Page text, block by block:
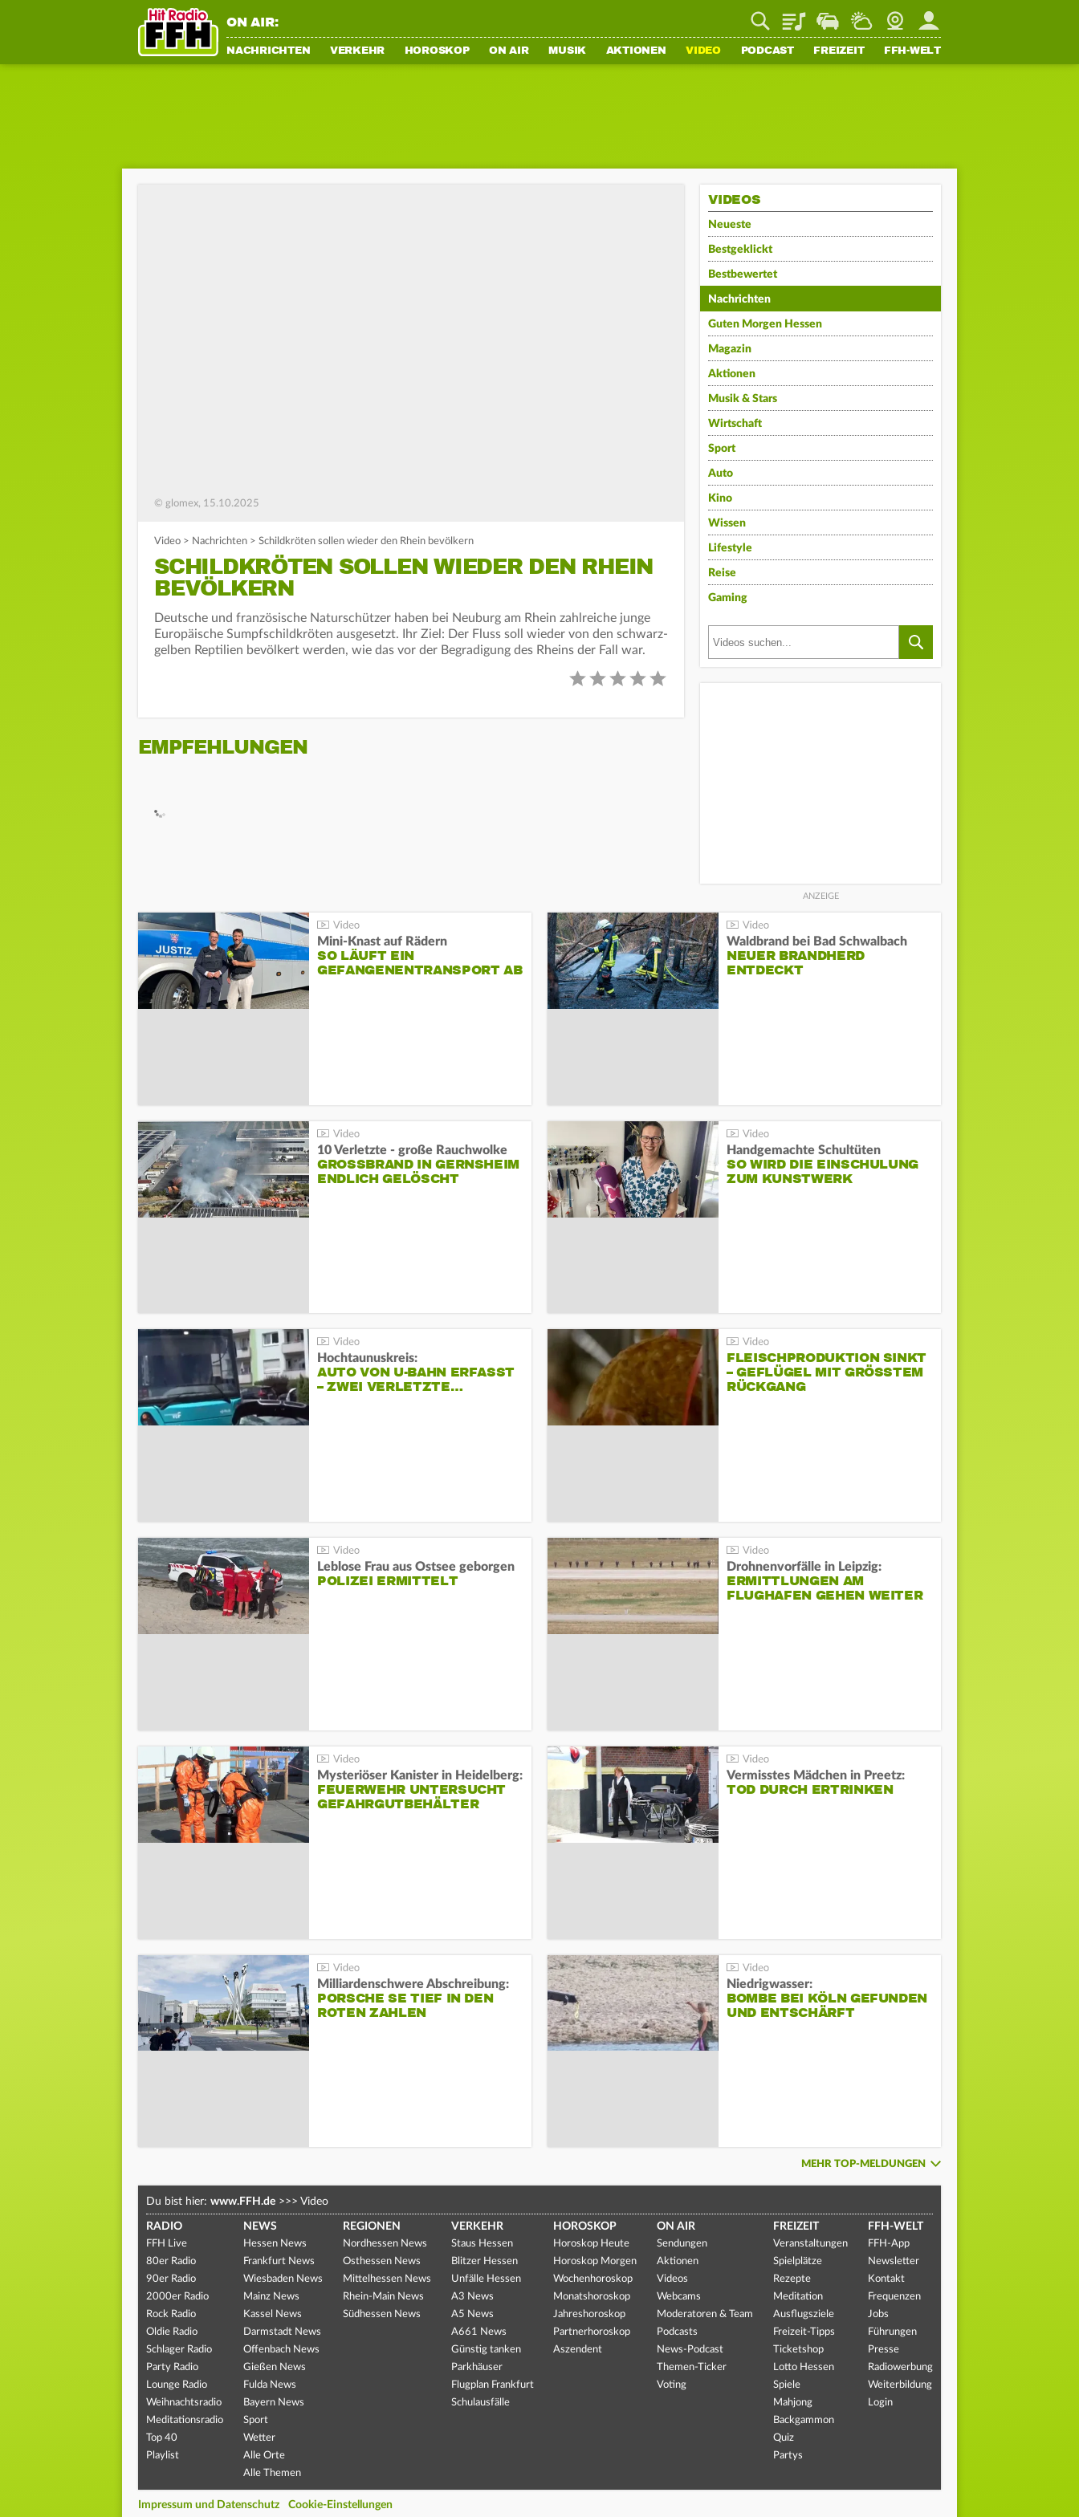
ON AIR: PlaylistStaupilotWetterWebcamMein FFH
NACHRICHTEN VERKEHR HOROSKOP ON AIR MUSIK AKTIONEN VIDEO PODCAST FREIZEIT FFH-WELT
© glomex, 15.10.2025
Video > Nachrichten > Schildkröten sollen wieder den Rhein bevölkern
SCHILDKRÖTEN SOLLEN WIEDER DEN RHEIN
BEVÖLKERN
Deutsche und französische Naturschützer haben bei Neuburg am Rhein zahlreiche junge
Europäische Sumpfschildkröten ausgesetzt. Ihr Ziel: Der Fluss soll wieder von den schwarz-
gelben Reptilien bevölkert werden, wie das vor der Begradigung des Rheins der Fall war.
EMPFEHLUNGEN
VIDEOS
Neueste
Bestgeklickt
Bestbewertet
Nachrichten
Guten Morgen Hessen
Magazin
Aktionen
Musik & Stars
Wirtschaft
Sport
Auto
Kino
Wissen
Lifestyle
Reise
Gaming
Mini-Knast auf Rädern
SO LÄUFT EIN
GEFANGENENTRANSPORT AB
Waldbrand bei Bad Schwalbach
NEUER BRANDHERD
ENTDECKT
10 Verletzte - große Rauchwolke
GROSSBRAND IN GERNSHEIM E
NDLICH GELÖSCHT
Handgemachte Schultüten
SO WIRD DIE EINSCHULUNG
ZUM KUNSTWERK
Hochtaunuskreis:
AUTO VON U-BAHN ERFASST
– ZWEI VERLETZTE…
FLEISCHPRODUKTION SINKT
– GEFLÜGEL MIT GRÖSSTEM R
ÜCKGANG
Leblose Frau aus Ostsee geborgen
POLIZEI ERMITTELT
Drohnenvorfälle in Leipzig:
ERMITTLUNGEN AM
FLUGHAFEN GEHEN WEITER
Mysteriöser Kanister in Heidelberg:
FEUERWEHR UNTERSUCHT
GEFAHRGUTBEHÄLTER
Vermisstes Mädchen in Preetz:
TOD DURCH ERTRINKEN
Milliardenschwere Abschreibung:
PORSCHE SE TIEF IN DEN
ROTEN ZAHLEN
Niedrigwasser:
BOMBE BEI KÖLN GEFUNDEN
UND ENTSCHÄRFT
MEHR TOP-MELDUNGEN
Du bist hier: www.FFH.de >>> Video
RADIO
FFH Live
80er Radio
90er Radio
2000er Radio
Rock Radio
Oldie Radio
Schlager Radio
Party Radio
Lounge Radio
Weihnachtsradio
Meditationsradio
Top 40
Playlist
NEWS
Hessen News
Frankfurt News
Wiesbaden News
Mainz News
Kassel News
Darmstadt News
Offenbach News
Gießen News
Fulda News
Bayern News
Sport
Wetter
Alle Orte
Alle Themen
REGIONEN
Nordhessen News
Osthessen News
Mittelhessen News
Rhein-Main News
Südhessen News
VERKEHR
Staus Hessen
Blitzer Hessen
Unfälle Hessen
A3 News
A5 News
A661 News
Günstig tanken
Parkhäuser
Flugplan Frankfurt
Schulausfälle
HOROSKOP
Horoskop Heute
Horoskop Morgen
Wochenhoroskop
Monatshoroskop
Jahreshoroskop
Partnerhoroskop
Aszendent
ON AIR
Sendungen
Aktionen
Videos
Webcams
Moderatoren & Team
Podcasts
News-Podcast
Themen-Ticker
Voting
FREIZEIT
Veranstaltungen
Spielplätze
Rezepte
Meditation
Ausflugsziele
Freizeit-Tipps
Ticketshop
Lotto Hessen
Spiele
Mahjong
Backgammon
Quiz
Partys
FFH-WELT
FFH-App
Newsletter
Kontakt
Frequenzen
Jobs
Führungen
Presse
Radiowerbung
Weiterbildung
Login
Impressum und Datenschutz Cookie-Einstellungen